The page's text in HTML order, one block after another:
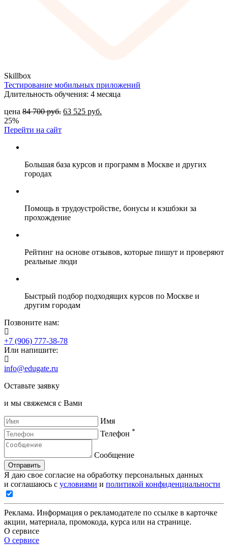
Skillbox
Тестирование мобильных приложений
Длительность обучения: 4 месяца
цена 84 700руб. 63 525 руб.
25%
Перейти на сайт
Большая база курсов и программ в Москве и других
городах
Помощь в трудоустройстве, бонусы и кэшбэки за
прохождение
Рейтинг на основе отзывов, которые пишут и проверяют
реальные люди
Быстрый подбор подходящих курсов по Москве и
другим городам
Позвоните нам:
+7 (906) 777-38-78
Или напишите:
info@edugate.ru
Оставьте заявку
и мы свяжемся с Вами
Имя
Телефон *
Сообщение
Отправить
Я даю свое согласие на обработку персональных данных
и соглашаюсь с условиями и политикой конфиденциальности
Реклама. Информация о рекламодателе по ссылке в карточке
акции, материала, промокода, курса или на странице.
О сервисе
О сервисе